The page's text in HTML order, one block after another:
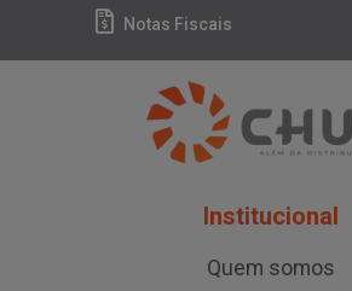
Notas Fiscais
Institucional
Quem somos